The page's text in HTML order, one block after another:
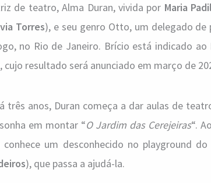
de teatro, Alma Duran, vivida por Maria
Torres), e seu genro Otto, um delegado de
no Rio de Janeiro. Brício está indicado ao
resultado será anunciado em março de
três anos, Duran começa a dar aulas de
em montar “O Jardim das Cerejeiras“.
um desconhecido no playground
), que passa a ajudá-la.